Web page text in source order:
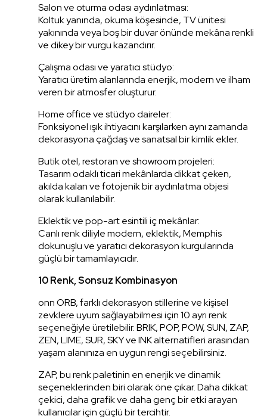
Salon ve oturma odası aydınlatması:
Koltuk yanında, okuma köşesinde, TV ünitesi
yakınında veya boş bir duvar önünde mekâna renkli
ve dikey bir vurgu kazandırır.
Çalışma odası ve yaratıcı stüdyo:
Yaratıcı üretim alanlarında enerjik, modern ve ilham
veren bir atmosfer oluşturur.
Home office ve stüdyo daireler:
Fonksiyonel ışık ihtiyacını karşılarken aynı zamanda
dekorasyona çağdaş ve sanatsal bir kimlik ekler.
Butik otel, restoran ve showroom projeleri:
Tasarım odaklı ticari mekânlarda dikkat çeken,
akılda kalan ve fotojenik bir aydınlatma objesi
olarak kullanılabilir.
Eklektik ve pop-art esintili iç mekânlar:
Canlı renk diliyle modern, eklektik, Memphis
dokunuşlu ve yaratıcı dekorasyon kurgularında
güçlü bir tamamlayıcıdır.
10 Renk, Sonsuz Kombinasyon
onn ORB, farklı dekorasyon stillerine ve kişisel
zevklere uyum sağlayabilmesi için 10 ayrı renk
seçeneğiyle üretilebilir. BRIK, POP, POW, SUN, ZAP,
ZEN, LIME, SUR, SKY ve INK alternatifleri arasından
yaşam alanınıza en uygun rengi seçebilirsiniz.
ZAP, bu renk paletinin en enerjik ve dinamik
seçeneklerinden biri olarak öne çıkar. Daha dikkat
çekici, daha grafik ve daha genç bir etki arayan
kullanıcılar için güçlü bir tercihtir.